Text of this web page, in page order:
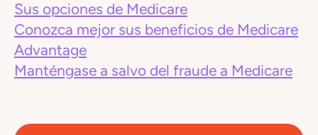
Sus opciones de Medicare
Conozca mejor sus beneficios de Medicare
Advantage
Manténgase a salvo del fraude a Medicare